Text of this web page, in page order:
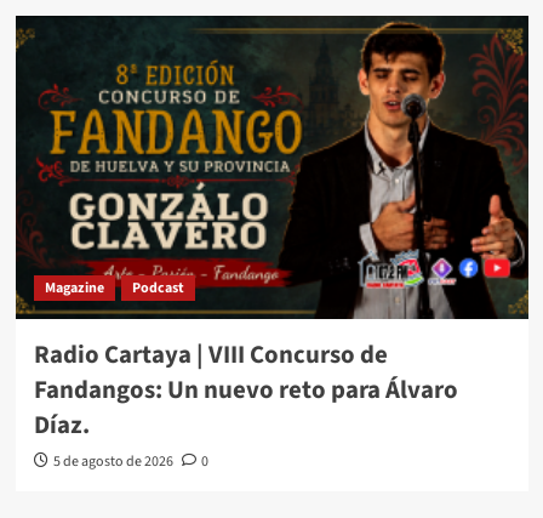
Magazine Podcast
Radio Cartaya | VIII Concurso de
Fandangos: Un nuevo reto para Álvaro
Díaz.
5 de agosto de 2026 0